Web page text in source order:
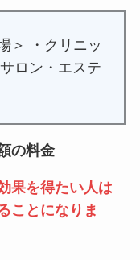
＞ ・クリニッ
ロン・エステ
の料金
果を得たい人は
ことになりま